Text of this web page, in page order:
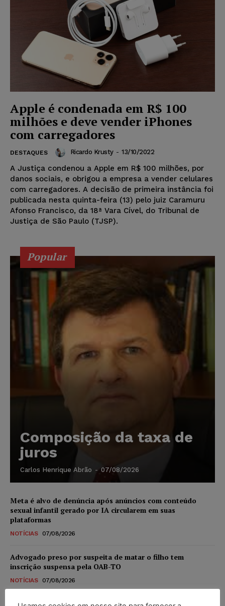
Apple é condenada em R$ 100
milhões e deve vender iPhones
com carregadores
DESTAQUES Ricardo Krusty - 13/10/2022
A Justiça condenou a Apple em R$ 100 milhões, por
danos sociais, e obrigou a empresa a vender celulares
com carregadores. A decisão de primeira instância foi
publicada nesta quinta-feira (13) pelo juiz Caramuru
Afonso Francisco, da 18ª Vara Cível, do Tribunal de
Justiça de São Paulo (TJSP).
Popular
Composição da taxa de
juros
Carlos Henrique Abrão - 07/08/2026
Meta é alvo de denúncia após anúncios com conteúdo
sexual infantil gerado por IA circularem em suas
plataformas
NOTÍCIAS 07/08/2026
Advogado preso por suspeita de matar o filho tem
inscrição suspensa pela OAB-TO
NOTÍCIAS 07/08/2026
STF amplia isenção de IBS e CBS na compra de veículos